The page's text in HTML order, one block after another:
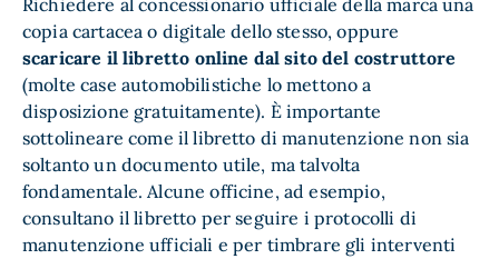
Richiedere al concessionario ufficiale della marca una
copia cartacea o digitale dello stesso, oppure
scaricare il libretto online dal sito del costruttore
(molte case automobilistiche lo mettono a
disposizione gratuitamente). È importante
sottolineare come il libretto di manutenzione non sia
soltanto un documento utile, ma talvolta
fondamentale. Alcune officine, ad esempio,
consultano il libretto per seguire i protocolli di
manutenzione ufficiali e per timbrare gli interventi